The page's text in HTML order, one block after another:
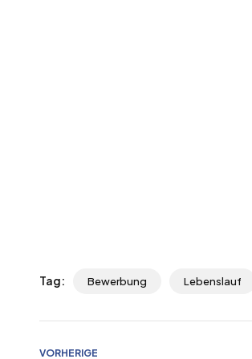
Tag: Bewerbung Lebenslauf
VORHERIGE